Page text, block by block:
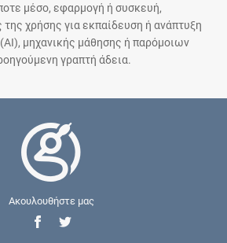
μέσο, εφαρμογή ή συσκευή,
χρήσης για εκπαίδευση ή ανάπτυξη
μηχανικής μάθησης ή παρόμοιων
γραπτή άδεια.
Ακουλουθήστε μας